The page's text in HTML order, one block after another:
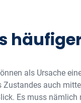
als Ursache
auch
Es muss